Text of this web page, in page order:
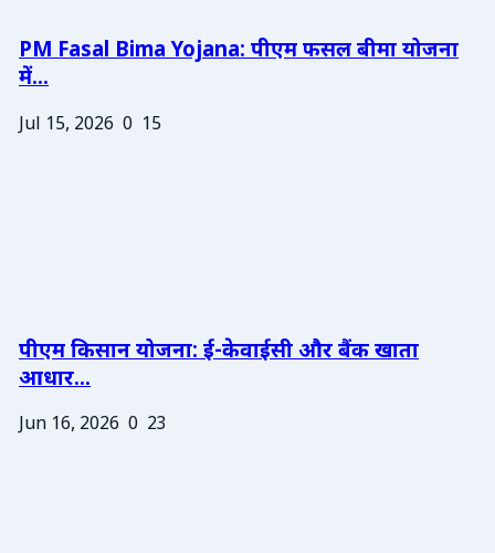
PM Fasal Bima Yojana: पीएम फसल बीमा योजना
में...
Jul 15, 2026 0 15
पीएम किसान योजना: ई-केवाईसी और बैंक खाता
आधार...
Jun 16, 2026 0 23